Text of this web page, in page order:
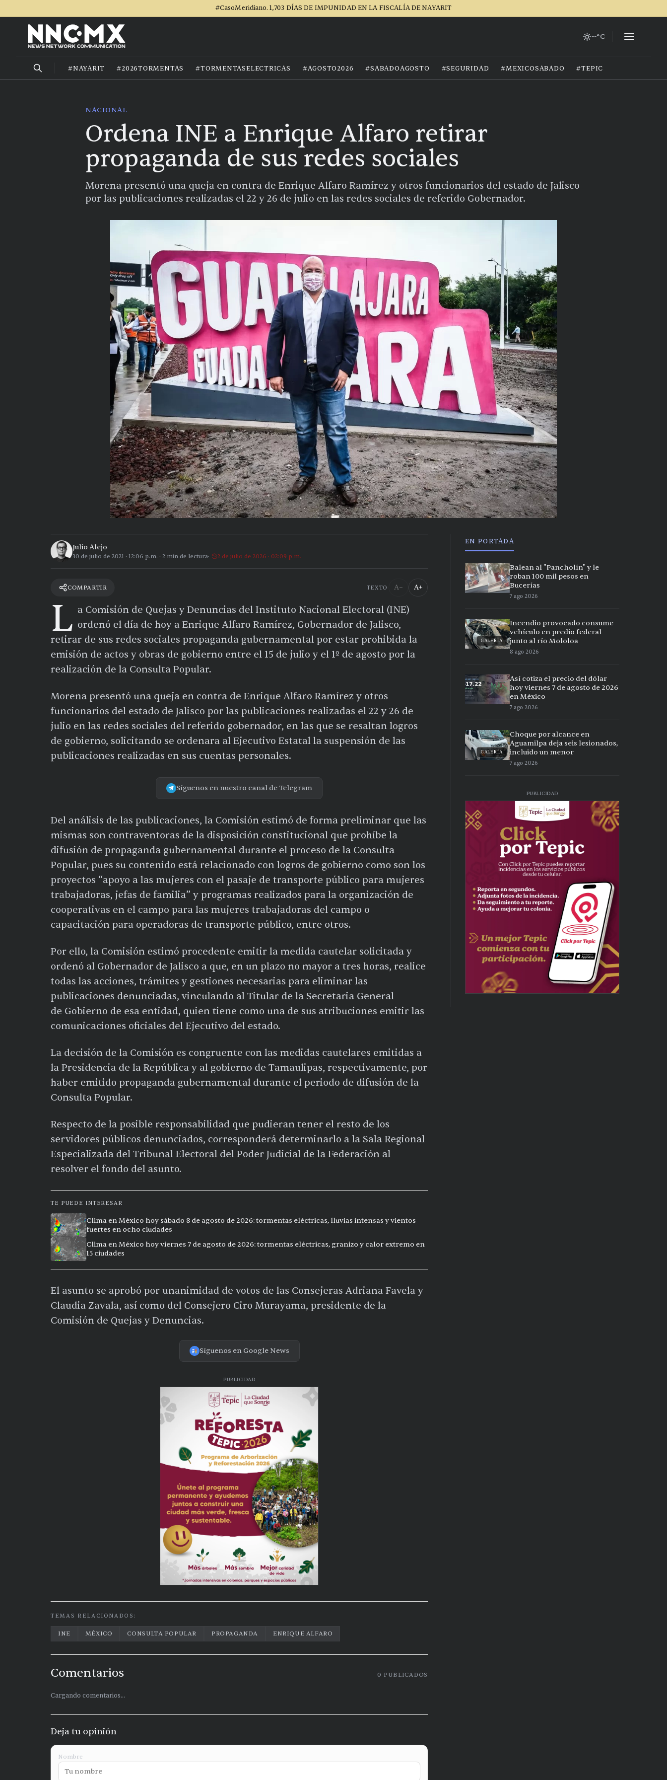
#CasoMeridiano. 1,703 DÍAS DE IMPUNIDAD EN LA FISCALÍA DE NAYARIT
--°C
#NAYARIT #2026TORMENTAS #TORMENTASELECTRICAS #AGOSTO2026 #SABADOAGOSTO #SEGURIDAD #MEXICOSABADO #TEPIC
NACIONAL
Ordena INE a Enrique Alfaro retirar
propaganda de sus redes sociales
Morena presentó una queja en contra de Enrique Alfaro Ramírez y otros funcionarios del estado de Jalisco
por las publicaciones realizadas el 22 y 26 de julio en las redes sociales de referido Gobernador.
Julio Alejo
30 de julio de 2021 · 12:06 p.m. · 2 min de lectura 2 de julio de 2026 · 02:09 p.m.
COMPARTIR TEXTO A− A+
L a Comisión de Quejas y Denuncias del Instituto Nacional Electoral (INE)
ordenó el día de hoy a Enrique Alfaro Ramírez, Gobernador de Jalisco,
retirar de sus redes sociales propaganda gubernamental por estar prohibida la
emisión de actos y obras de gobierno entre el 15 de julio y el 1º de agosto por la
realización de la Consulta Popular.
Morena presentó una queja en contra de Enrique Alfaro Ramírez y otros
funcionarios del estado de Jalisco por las publicaciones realizadas el 22 y 26 de
julio en las redes sociales del referido gobernador, en las que se resaltan logros
de gobierno, solicitando se ordenara al Ejecutivo Estatal la suspensión de las
publicaciones realizadas en sus cuentas personales.
Síguenos en nuestro canal de Telegram
Del análisis de las publicaciones, la Comisión estimó de forma preliminar que las
mismas son contraventoras de la disposición constitucional que prohíbe la
difusión de propaganda gubernamental durante el proceso de la Consulta
Popular, pues su contenido está relacionado con logros de gobierno como son los
proyectos “apoyo a las mujeres con el pasaje de transporte público para mujeres
trabajadoras, jefas de familia” y programas realizados para la organización de
cooperativas en el campo para las mujeres trabajadoras del campo o
capacitación para operadoras de transporte público, entre otros.
Por ello, la Comisión estimó procedente emitir la medida cautelar solicitada y
ordenó al Gobernador de Jalisco a que, en un plazo no mayor a tres horas, realice
todas las acciones, trámites y gestiones necesarias para eliminar las
publicaciones denunciadas, vinculando al Titular de la Secretaria General
de Gobierno de esa entidad, quien tiene como una de sus atribuciones emitir las
comunicaciones oficiales del Ejecutivo del estado.
La decisión de la Comisión es congruente con las medidas cautelares emitidas a
la Presidencia de la República y al gobierno de Tamaulipas, respectivamente, por
haber emitido propaganda gubernamental durante el periodo de difusión de la
Consulta Popular.
Respecto de la posible responsabilidad que pudieran tener el resto de los
servidores públicos denunciados, corresponderá determinarlo a la Sala Regional
Especializada del Tribunal Electoral del Poder Judicial de la Federación al
resolver el fondo del asunto.
TE PUEDE INTERESAR
Clima en México hoy sábado 8 de agosto de 2026: tormentas eléctricas, lluvias intensas y vientos
fuertes en ocho ciudades
Clima en México hoy viernes 7 de agosto de 2026: tormentas eléctricas, granizo y calor extremo en
15 ciudades
El asunto se aprobó por unanimidad de votos de las Consejeras Adriana Favela y
Claudia Zavala, así como del Consejero Ciro Murayama, presidente de la
Comisión de Quejas y Denuncias.
Síguenos en Google News
PUBLICIDAD
TEMAS RELACIONADOS:
INE MÉXICO CONSULTA POPULAR PROPAGANDA ENRIQUE ALFARO
Comentarios 0 PUBLICADOS
Cargando comentarios...
Deja tu opinión
Nombre
EN PORTADA
Balean al "Pancholín" y le
roban 100 mil pesos en
Bucerías
7 ago 2026
GALERÍA
Incendio provocado consume
vehículo en predio federal
junto al río Mololoa
8 ago 2026
Así cotiza el precio del dólar
hoy viernes 7 de agosto de 2026
en México
7 ago 2026
GALERÍA
Choque por alcance en
Aguamilpa deja seis lesionados,
incluido un menor
7 ago 2026
PUBLICIDAD